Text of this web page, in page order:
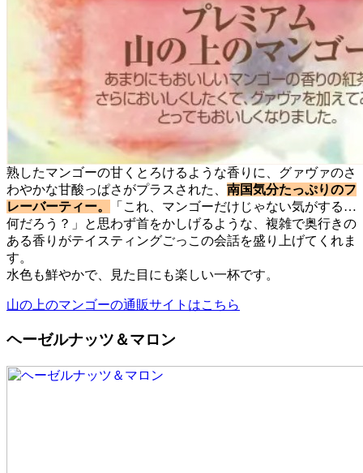
熟したマンゴーの甘くとろけるような香りに、グァヴァのさ
わやかな甘酸っぱさがプラスされた、 南国気分たっぷりのフ
レーバーティー。
「これ、マンゴーだけじゃない気がする…
何だろう？」と思わず首をかしげるような、複雑で奥行きの
ある香りがテイスティングごっこの会話を盛り上げてくれま
す。
水色も鮮やかで、見た目にも楽しい一杯です。
山の上のマンゴーの通販サイトはこちら
ヘーゼルナッツ＆マロン